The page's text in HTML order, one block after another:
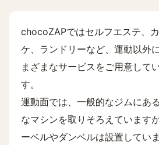
chocoZAPではセルフエステ、
ケ、ランドリーなど、運動以外
まざまなサービスをご用意して
す。
運動面では、一般的なジムにあ
なマシンを取りそろえています
ーベルやダンベルは設置してい